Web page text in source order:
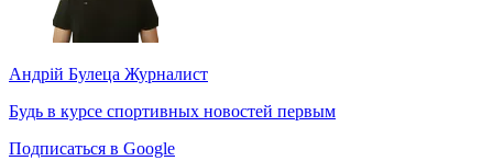
Андрій Булеца Журналист
Будь в курсе спортивных новостей первым
Подписаться в Google